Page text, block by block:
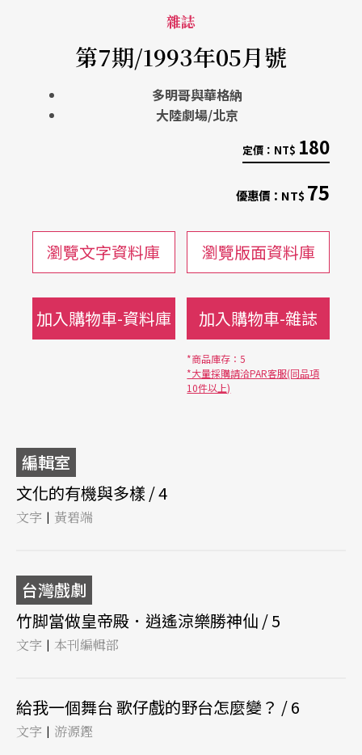
雜誌
第7期/1993年05月號
多明哥與華格納
大陸劇場/北京
定價： NT$ 180
優惠價： NT$75
瀏覽文字資料庫 瀏覽版面資料庫
加入購物車-資料庫 加入購物車-雜誌
*商品庫存：5
*大量採購請洽PAR客服(同品項
10件以上)
編輯室
文化的有機與多樣 / 4
文字 | 黃碧端
台灣戲劇
竹脚當做皇帝殿．逍遙涼樂勝神仙 / 5
文字 | 本刊編輯部
給我一個舞台 歌仔戲的野台怎麼變？ / 6
文字 | 游源鏗